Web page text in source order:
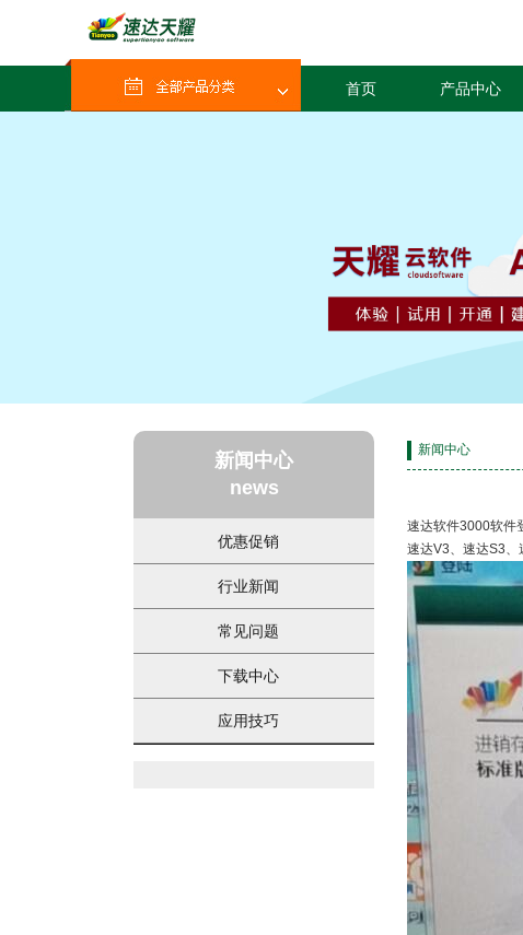
首页 产品中心
新闻中心
news
优惠促销
行业新闻
常见问题
下载中心
应用技巧
新闻中心
速达软件3000软件
速达V3、速达S3